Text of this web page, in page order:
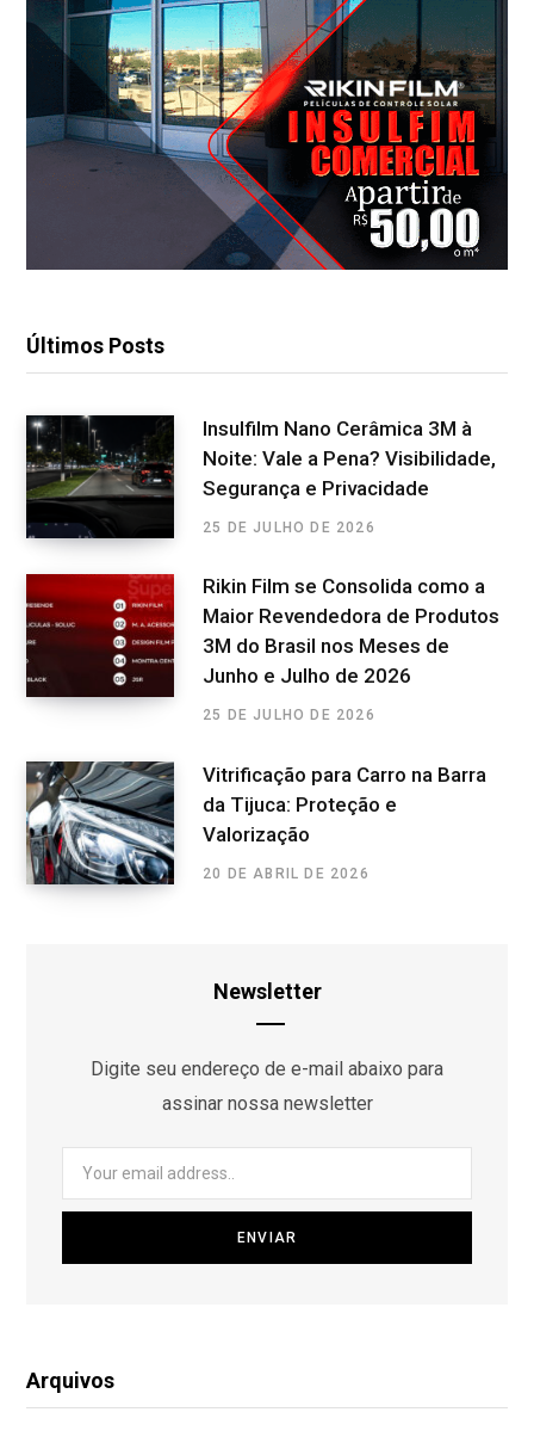
Últimos Posts
Insulfilm Nano Cerâmica 3M à
Noite: Vale a Pena? Visibilidade,
Segurança e Privacidade
25 DE JULHO DE 2026
Rikin Film se Consolida como a
Maior Revendedora de Produtos
3M do Brasil nos Meses de
Junho e Julho de 2026
25 DE JULHO DE 2026
Vitrificação para Carro na Barra
da Tijuca: Proteção e
Valorização
20 DE ABRIL DE 2026
Newsletter
Digite seu endereço de e-mail abaixo para
assinar nossa newsletter
Arquivos